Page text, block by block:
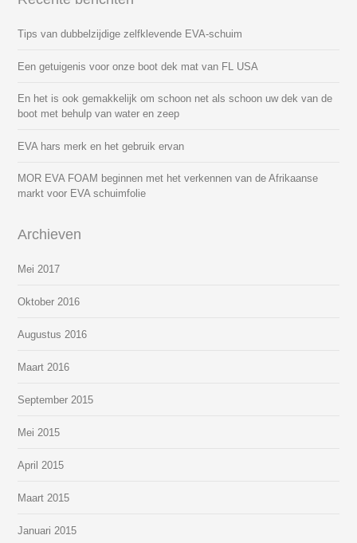
Tips van dubbelzijdige zelfklevende EVA-schuim
Een getuigenis voor onze boot dek mat van FL USA
En het is ook gemakkelijk om schoon net als schoon uw dek van de
boot met behulp van water en zeep
EVA hars merk en het gebruik ervan
MOR EVA FOAM beginnen met het verkennen van de Afrikaanse
markt voor EVA schuimfolie
Archieven
Mei 2017
Oktober 2016
Augustus 2016
Maart 2016
September 2015
Mei 2015
April 2015
Maart 2015
Januari 2015